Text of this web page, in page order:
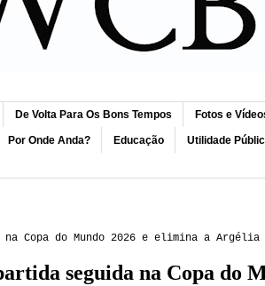
De Volta Para Os Bons Tempos Fotos e
Por Onde Anda? Educação Utilidade
Copa do Mundo 2026 e elimina a Argélia
seguida na Copa do